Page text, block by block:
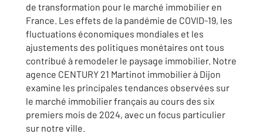
de transformation pour le marché immobilier en
France. Les effets de la pandémie de COVID-19, les
fluctuations économiques mondiales et les
ajustements des politiques monétaires ont tous
contribué à remodeler le paysage immobilier. Notre
agence CENTURY 21 Martinot immobilier à Dijon
examine les principales tendances observées sur
le marché immobilier français au cours des six
premiers mois de 2024, avec un focus particulier
sur notre ville.